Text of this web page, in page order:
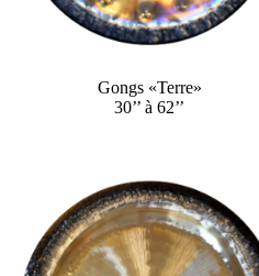
Gongs «Terre»
30’’ à 62’’